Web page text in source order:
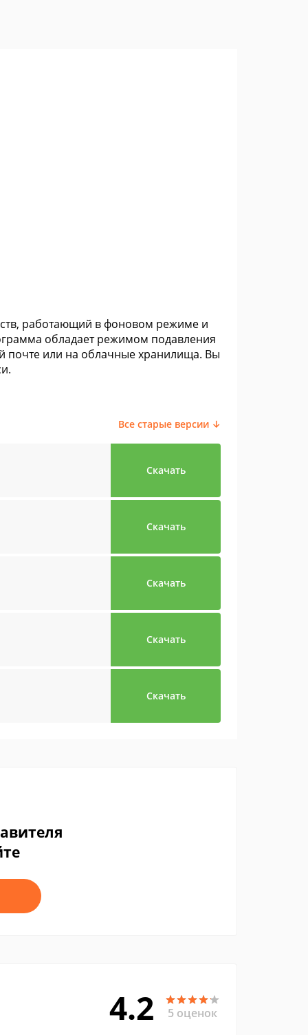
работающий в фоновом режиме и
обладает режимом подавления
почте или на облачные хранилища. Вы
Все старые версии ↓
Скачать
Скачать
Скачать
Скачать
Скачать
4.2 5 оценок